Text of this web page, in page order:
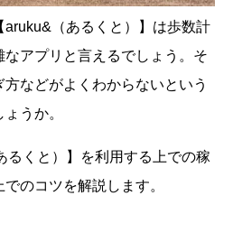
aruku&（あるくと）】は歩数計
アプリと言えるでしょう。そ
などがよくわからないという
うか。
るくと）】を利用する上での稼
のコツを解説します。